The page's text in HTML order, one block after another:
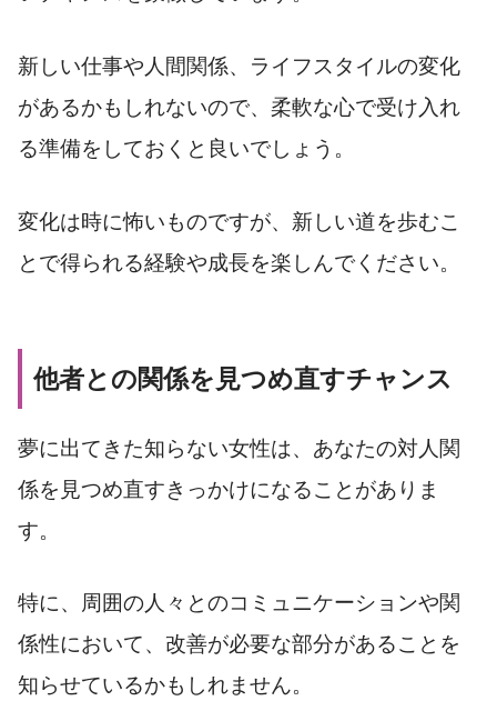
新しい仕事や人間関係、ライフスタイルの変化
があるかもしれないので、柔軟な心で受け入れ
る準備をしておくと良いでしょう。
変化は時に怖いものですが、新しい道を歩むこ
とで得られる経験や成長を楽しんでください。
他者との関係を見つめ直すチャンス
夢に出てきた知らない女性は、あなたの対人関
係を見つめ直すきっかけになることがありま
す。
特に、周囲の人々とのコミュニケーションや関
係性において、改善が必要な部分があることを
知らせているかもしれません。